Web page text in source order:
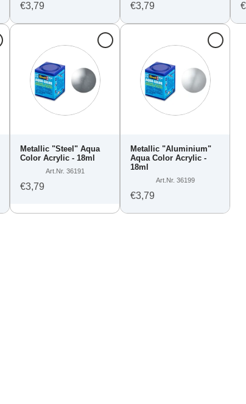
€3,79 €3,79
Metallic "Steel" Aqua
Color Acrylic - 18ml
Art.Nr. 36191
€3,79
Metallic "Aluminium"
Aqua Color Acrylic -
18ml
Art.Nr. 36199
€3,79